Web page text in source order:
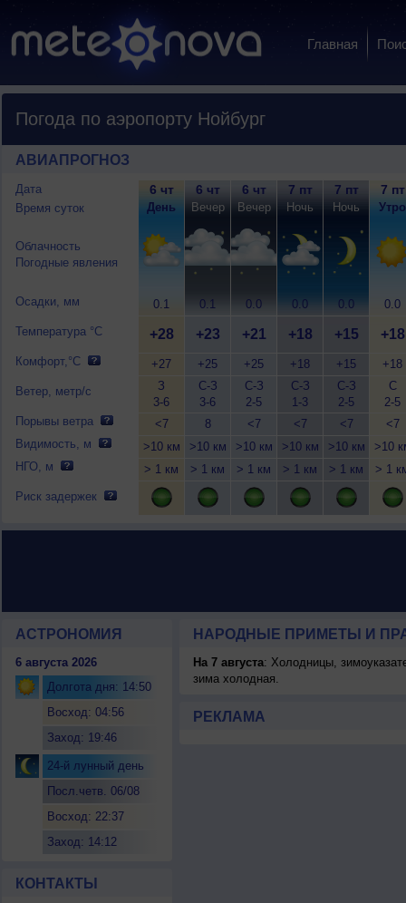
Главная
Погода по аэропорту Нойбург
АВИАПРОГНОЗ
Дата
Время суток
Облачность
Погодные явления
Осадки, мм
Температура °C
Комфорт,°C
Ветер, метр/с
Порывы ветра
Видимость, м
НГО, м
Риск задержек
6 чт
День
0.1
+28
+27
З
3-6
<7
>10 км
> 1 км
6 чт
Вечер
0.1
+23
+25
С-З
3-6
8
>10 км
> 1 км
6 чт
Вечер
0.0
+21
+25
С-З
2-5
<7
>10 км
> 1 км
7 пт
Ночь
0.0
+18
+18
С-З
1-3
<7
>10 км
> 1 км
7 пт
Ночь
0.0
+15
+15
С-З
2-5
<7
>10 км
> 1 км
7 пт
Утро
0.0
+18
+18
С
2-5
<7
>10
> 1
АСТРОНОМИЯ
6 августа 2026
Долгота дня: 14:50
Восход: 04:56
Заход: 19:46
24-й лунный день
Посл.четв. 06/08
Восход: 22:37
Заход: 14:12
КОНТАКТЫ
НАРОДНЫЕ ПРИМЕТЫ И
На 7 августа: Холодницы,
зима холодная.
РЕКЛАМА